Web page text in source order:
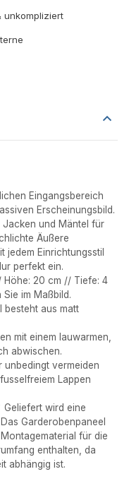
unkompliziert
Eingangsbereich
Erscheinungsbild.
Jacken und Mäntel für
Äußere
jedem Einrichtungsstil
perfekt ein.
Höhe: 20 cm // Tiefe: 4
im Maßbild.
besteht aus matt
mit einem lauwarmen,
abwischen.
unbedingt vermeiden
Lappen
Geliefert wird eine
Garderobenpaneel
für die
enthalten, da
abhängig ist.